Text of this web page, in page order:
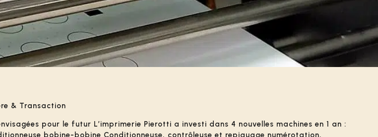
& Transaction
pour le futur L’imprimerie Pierotti a investi dans 4 nouvelles machines en 1 an :
bobine-bobine Conditionneuse, contrôleuse et repiquage numérotation,